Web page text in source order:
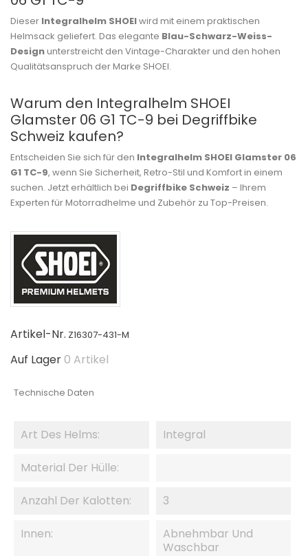
Dieser Integralhelm SHOEIwird mit einem praktischen
Helmsack geliefert. Das elegante Blau-Schwarz-Weiss-
Designunterstreicht den Vintage-Charakter und den hohen
Qualitätsanspruch der Marke SHOEI.
Warum den Integralhelm SHOEI
Glamster 06 G1 TC-9 bei Degriffbike
Schweiz kaufen?
Entscheiden Sie sich für den Integralhelm SHOEI Glamster 06
G1 TC-9, wenn Sie Sicherheit, Retro-Stil und Komfort in einem
suchen. Jetzt erhältlich bei Degriffbike Schweiz – Ihrem
Experten für Motorradhelme und Zubehör zu Top-Preisen.
Artikel-Nr. Z16307-431-M
Auf Lager0 Artikel
Technische Daten
Art Des Helms: Integral
Material Der Hülle:
Anzahl Der Kalotten: 3
Innen:
Abnehmbar Und
Waschbar